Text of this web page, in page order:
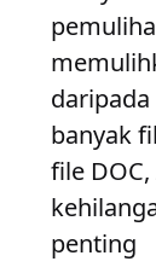
banyak
file
penting